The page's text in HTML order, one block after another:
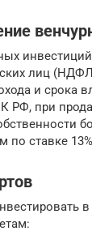
лиц
и срока
РФ, при
по ставке